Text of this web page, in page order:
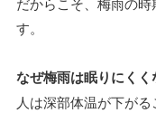
す。
なぜ梅雨は眠りにくく
人は深部体温が下がる